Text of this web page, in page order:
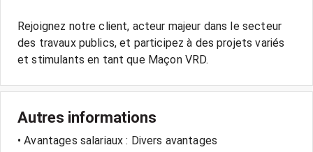
Rejoignez notre client, acteur majeur dans le secteur
des travaux publics, et participez à des projets variés
Autres informations
• Avantages salariaux : Divers avantages